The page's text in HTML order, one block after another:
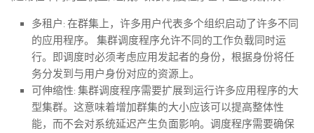
多租户: 在群集上，许多用户代表多个组织启动了许多不同
的应用程序。 集群调度程序允许不同的工作负载同时运
行。即调度时必须考虑应用发起者的身份，根据身份将任
务分发到与用户身份对应的资源上。
可伸缩性: 集群调度程序需要扩展到运行许多应用程序的大
型集群。这意味着增加群集的大小应该可以提高整体性
能，而不会对系统延迟产生负面影响。调度程序需要确保